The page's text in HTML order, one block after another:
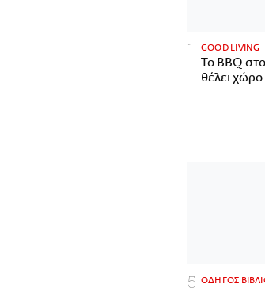
GOOD LIVING
Το BBQ στο
θέλει
ΟΔΗΓΟΣ